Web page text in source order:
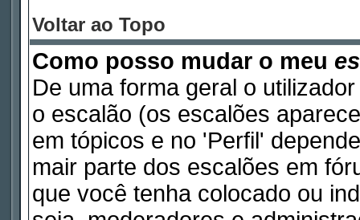
Voltar ao Topo
Como posso mudar o meu
De uma forma geral o
o escalão (os escalões
em tópicos e no 'Perfil'
mair parte dos escalões em
que você tenha colocado ou